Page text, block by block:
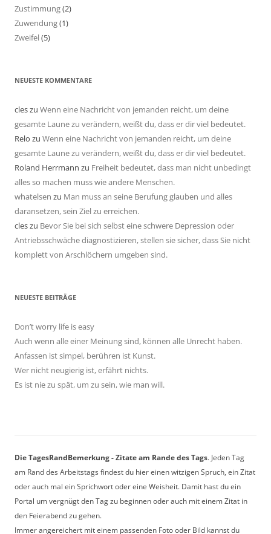
Zustimmung(2)
Zuwendung(1)
Zweifel(5)
NEUESTE KOMMENTARE
cleszu Wenn eine Nachricht von jemanden reicht, um deine
gesamte Laune zu verändern, weißt du, dass er dir viel bedeutet.
Relo zu Wenn eine Nachricht von jemanden reicht, um deine
gesamte Laune zu verändern, weißt du, dass er dir viel bedeutet.
Roland Herrmann zu Freiheit bedeutet, dass man nicht unbedingt
alles so machen muss wie andere Menschen.
whatelsen zu Man muss an seine Berufung glauben und alles
daransetzen, sein Ziel zu erreichen.
cleszu Bevor Sie bei sich selbst eine schwere Depression oder
Antriebsschwäche diagnostizieren, stellen sie sicher, dass Sie nicht
komplett von Arschlöchern umgeben sind.
NEUESTE BEITRÄGE
Don’t worry life is easy
Auch wenn alle einer Meinung sind, können alle Unrecht haben.
Anfassen ist simpel, berühren ist Kunst.
Wer nicht neugierig ist, erfährt nichts.
Es ist nie zu spät, um zu sein, wie man will.
Die TagesRandBemerkung - Zitate am Rande des Tags. Jeden Tag
am Rand des Arbeitstags findest du hier einen witzigen Spruch, ein Zitat
oder auch mal ein Sprichwort oder eine Weisheit. Damit hast du ein
Portal um vergnügt den Tag zu beginnen oder auch mit einem Zitat in
den Feierabend zu gehen.
Immer angereichert mit einem passenden Foto oder Bild kannst du